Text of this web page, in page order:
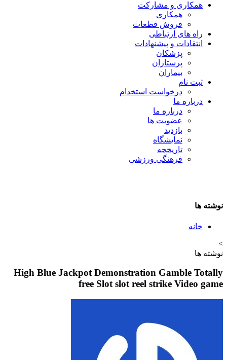
همکاری و مشارکت
همکاری
فروش قطعات
راه های ارتباطی
انتقادات و پيشنهادات
پزشكان
پرستاران
بيماران
ثبت نام
درخواست استخدام
درباره ما
درباره ما
عضویت ها
بازدید
نمایشگاه
تاريخچه
فرهنگی ورزشی
نوشته ها
خانه
>
نوشته ها
High Blue Jackpot Demonstration Gamble Totally
free Slot slot reel strike Video game